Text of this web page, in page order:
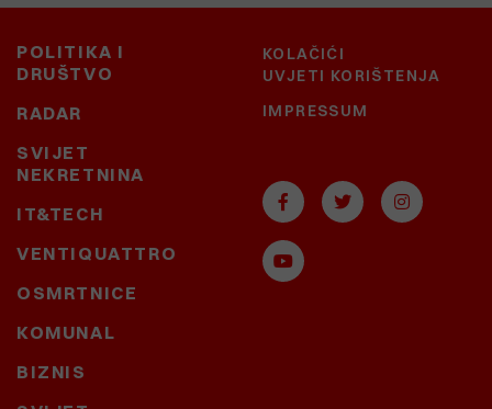
POLITIKA I
DRUŠTVO
RADAR
SVIJET
NEKRETNINA
IT&TECH
VENTIQUATTRO
OSMRTNICE
KOMUNAL
BIZNIS
KOLAČIĆI
UVJETI KORIŠTENJA
IMPRESSUM